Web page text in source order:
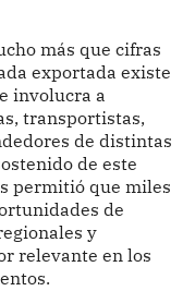
más que cifras
exportada existe
involucra a
transportistas,
de distintas
de este
permitió que miles
de
y
relevante en los